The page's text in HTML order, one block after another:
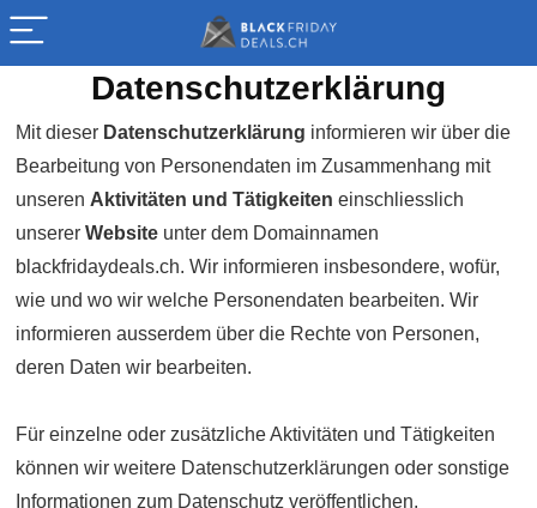
Datenschutzerklärung
Mit dieser Daten­schutz­erklärung informieren wir über die
Bearbeitung von Personen­daten im Zusammen­hang mit
unseren Aktivitäten und Tätigkeiten einschliesslich
unserer Website unter dem Domain­namen
blackfridaydeals.ch. Wir informieren insbesondere, wofür,
wie und wo wir welche Personen­daten bearbeiten. Wir
informieren ausserdem über die Rechte von Personen,
deren Daten wir bearbeiten.
Für einzelne oder zusätzliche Aktivitäten und Tätigkeiten
können wir weitere Daten­schutzer­klärungen oder sonstige
Informationen zum Daten­schutz veröffentlichen.